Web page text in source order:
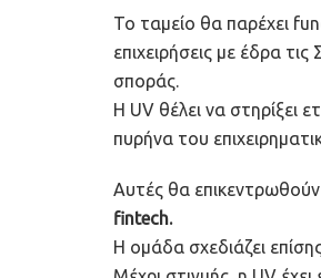
Το ταμείο θα παρέχει
επιχειρήσεις με έδρα
σποράς.
Η UV θέλει να στηρίξει
πυρήνα του
Αυτές θα επικεντρωθούν
fintech.
Η ομάδα σχεδιάζει